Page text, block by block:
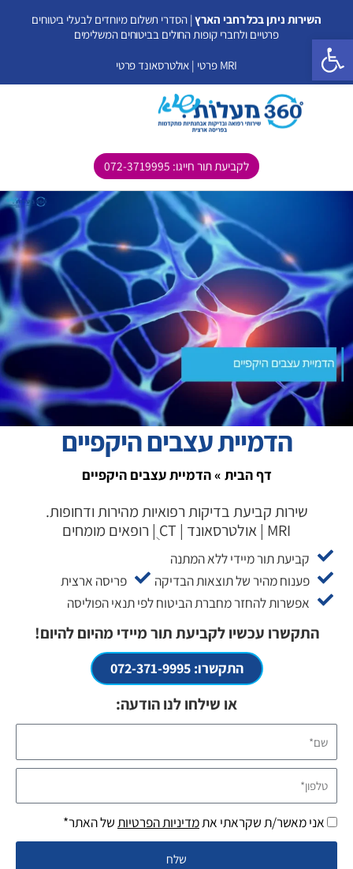
השירות ניתן בכל רחבי הארץ| הסדרי תשלום מיוחדים לבעלי ביטוחים
פרטיים ולחברי קופות החולים בביטוחים המשלימים
MRI פרטי | אולטרסאונד פרטי
לקביעת תור חייגו: 072-3719995
הדמיית עצבים היקפיים
דף הבית »הדמיית עצבים היקפיים
שירות קביעת בדיקות רפואיות מהירות ודחופות.
MRI | אולטרסאונד | CT ֻ| רופאים מומחים
קביעת תור מיידי ללא המתנה
פענוח מהיר של תוצאות הבדיקה
פריסה ארצית
אפשרות להחזר מחברת הביטוח לפי תנאי הפוליסה
התקשרו עכשיו לקביעת תור מיידי מהיום להיום!
התקשרו: 072-371-9995
או שילחו לנו הודעה:
טלפון*
אני מאשר/ת שקראתי אתמדיניות הפרטיותשל האתר*
שלח
פתח סרגל נגישות